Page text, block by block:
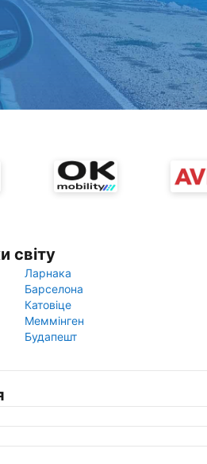
світу
Ларнака
Барселона
Катовіце
Меммінген
Будапешт